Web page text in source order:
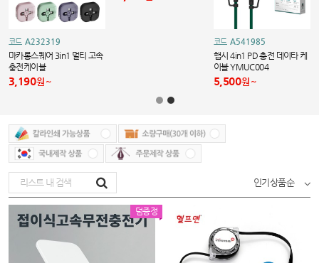
코드 A232319
마카롱스퀘어 3in1 멀티 고속
충전케이블
3,190원
코드 A541985
햅시 4in1 PD 충전 데이타 케
이블 YMUC004
5,500원
인기상품순
덤증정